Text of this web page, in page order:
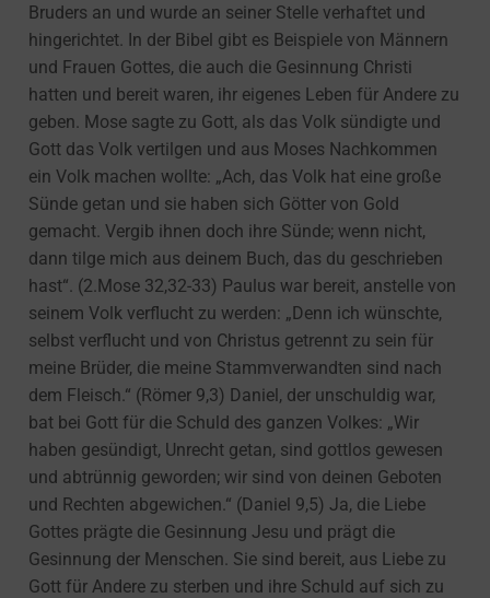
Bruders an und wurde an seiner Stelle verhaftet und
hingerichtet. In der Bibel gibt es Beispiele von Männern
und Frauen Gottes, die auch die Gesinnung Christi
hatten und bereit waren, ihr eigenes Leben für Andere zu
geben. Mose sagte zu Gott, als das Volk sündigte und
Gott das Volk vertilgen und aus Moses Nachkommen
ein Volk machen wollte: „Ach, das Volk hat eine große
Sünde getan und sie haben sich Götter von Gold
gemacht. Vergib ihnen doch ihre Sünde; wenn nicht,
dann tilge mich aus deinem Buch, das du geschrieben
hast“. (2.Mose 32,32-33) Paulus war bereit, anstelle von
seinem Volk verflucht zu werden: „Denn ich wünschte,
selbst verflucht und von Christus getrennt zu sein für
meine Brüder, die meine Stammverwandten sind nach
dem Fleisch.“ (Römer 9,3) Daniel, der unschuldig war,
bat bei Gott für die Schuld des ganzen Volkes: „Wir
haben gesündigt, Unrecht getan, sind gottlos gewesen
und abtrünnig geworden; wir sind von deinen Geboten
und Rechten abgewichen.“ (Daniel 9,5) Ja, die Liebe
Gottes prägte die Gesinnung Jesu und prägt die
Gesinnung der Menschen. Sie sind bereit, aus Liebe zu
Gott für Andere zu sterben und ihre Schuld auf sich zu